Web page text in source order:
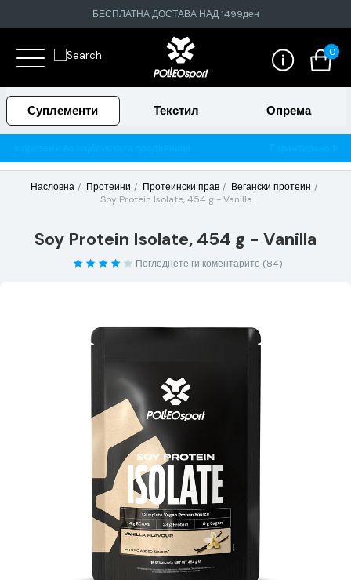
БЕСПЛАТНА ДОСТАВА НАД 1499ден
0
Суплементи Текстил Опрема
Насловна Протеини Протеински прав
Вегански протеин
Soy Protein Isolate, 454 g - Vanilla
Soy Protein Isolate, 454 g - Vanilla
Погледнете ги коментарите (84)